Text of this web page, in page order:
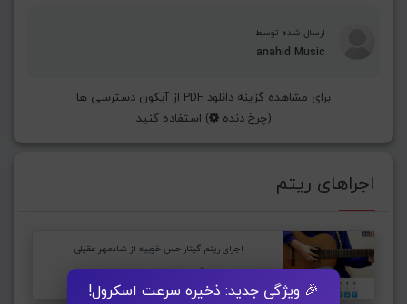
🎉 ویژگی جدید: ذخیره سرعت اسکرول!
ارسال شده توسط
anahid Music
برای مشاهده گزینه دانلود PDF از آیکون دسترسی ها
(چرخ دنده ) استفاده کنید
اجراهای ریتم
اجرای ریتم گیتار حس خوبیه از شادمهر عقیلی